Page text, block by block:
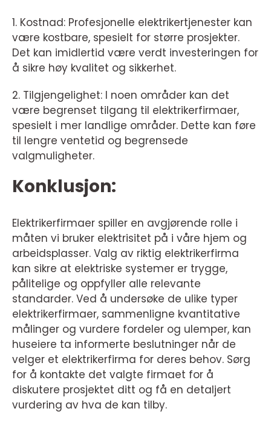
1. Kostnad: Profesjonelle elektrikertjenester kan
være kostbare, spesielt for større prosjekter.
Det kan imidlertid være verdt investeringen for
å sikre høy kvalitet og sikkerhet.
2. Tilgjengelighet: I noen områder kan det
være begrenset tilgang til elektrikerfirmaer,
spesielt i mer landlige områder. Dette kan føre
til lengre ventetid og begrensede
valgmuligheter.
Konklusjon:
Elektrikerfirmaer spiller en avgjørende rolle i
måten vi bruker elektrisitet på i våre hjem og
arbeidsplasser. Valg av riktig elektrikerfirma
kan sikre at elektriske systemer er trygge,
pålitelige og oppfyller alle relevante
standarder. Ved å undersøke de ulike typer
elektrikerfirmaer, sammenligne kvantitative
målinger og vurdere fordeler og ulemper, kan
huseiere ta informerte beslutninger når de
velger et elektrikerfirma for deres behov. Sørg
for å kontakte det valgte firmaet for å
diskutere prosjektet ditt og få en detaljert
vurdering av hva de kan tilby.